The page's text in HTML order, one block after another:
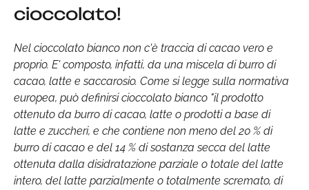
cioccolato!
Nel cioccolato bianco non c'è traccia di cacao vero e
proprio. E' composto, infatti, da una miscela di burro di
cacao, latte e saccarosio. Come si legge sulla normativa
europea, può definirsi cioccolato bianco "il prodotto
ottenuto da burro di cacao, latte o prodotti a base di
latte e zuccheri, e che contiene non meno del 20 % di
burro di cacao e del 14 % di sostanza secca del latte
ottenuta dalla disidratazione parziale o totale del latte
intero, del latte parzialmente o totalmente scremato, di